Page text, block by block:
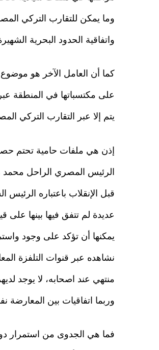
وما يمكن للتقارب التركي
واتفاقية الحدود البحرية
كما أن العامل الآخر هو
على مكتسباتها في المنطقة عبر
يتم إلا عبر التقارب التركي
إذن هي ملفات حامية تحتم
الرئيس المصري الراحل محمد
قبل الإنقلاب باعتباره
عديدة لم تتفق فيها بينها على
يمكنها أن تؤكد على وجود
نشاهده عبر قنوات التلفزة
منتهي عند اصحابه، لا يوجد
وربما اتفاقيات بين المعارضة
فما هي الجدوى من استمرار